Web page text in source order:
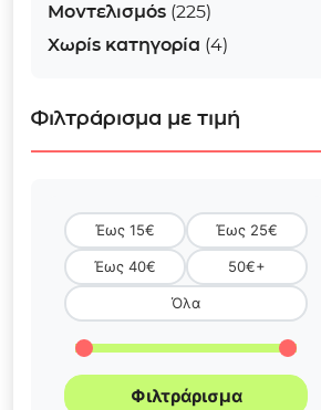
Μοντελισμός (225)
Χωρίς κατηγορία (4)
Φιλτράρισμα με τιμή
Έως 15€ Έως 25€
Έως 40€ 50€+
Όλα
Φιλτράρισμα